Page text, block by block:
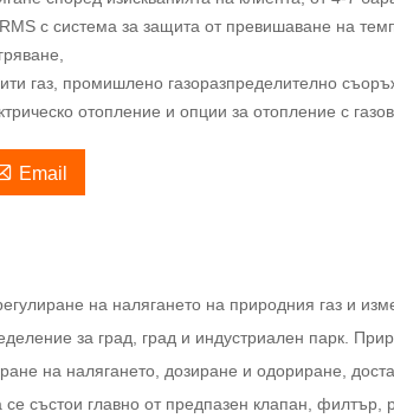
с система за защита от превишаване на
газ, промишлено газоразпределително
отопление и опции за отопление с
Email
на налягането на природния газ и
за град, град и индустриален парк.
на налягането, дозиране и одориране,
състои главно от предпазен клапан, филтър,